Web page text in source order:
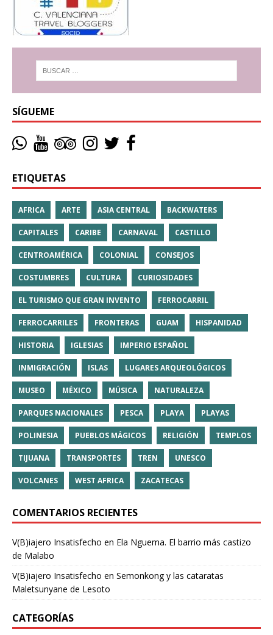
SÍGUEME
ETIQUETAS
AFRICA ARTE ASIA CENTRAL BACKWATERS
CAPITALES CARIBE CARNAVAL CASTILLO
CENTROAMÉRICA COLONIAL CONSEJOS
COSTUMBRES CULTURA CURIOSIDADES
EL TURISMO QUE GRAN INVENTO FERROCARRIL
FERROCARRILES FRONTERAS GUAM HISPANIDAD
HISTORIA IGLESIAS IMPERIO ESPAÑOL
INMIGRACIÓN ISLAS LUGARES ARQUEOLÓGICOS
MUSEO MÉXICO MÚSICA NATURALEZA
PARQUES NACIONALES PESCA PLAYA PLAYAS
POLINESIA PUEBLOS MÁGICOS RELIGIÓN TEMPLOS
TIJUANA TRANSPORTES TREN UNESCO
VOLCANES WEST AFRICA ZACATECAS
COMENTARIOS RECIENTES
V(B)iajero Insatisfecho en Ela Nguema. El barrio más castizo
de Malabo
V(B)iajero Insatisfecho en Semonkong y las cataratas
Maletsunyane de Lesoto
CATEGORÍAS